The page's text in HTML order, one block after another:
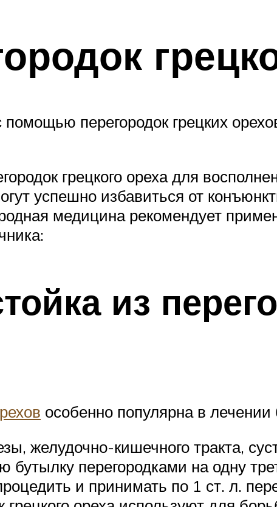
перегородок грецких
грецкого ореха для
успешно избавиться от
медицина рекомендует
из
особенно популярна в
желудочно-кишечного тракта,
перегородками на одну
и принимать по 1 ст. л.